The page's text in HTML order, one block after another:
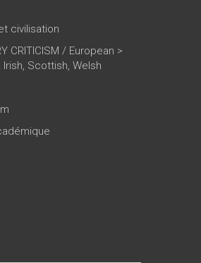
civilisation
CRITICISM / European >
Irish, Scottish, Welsh